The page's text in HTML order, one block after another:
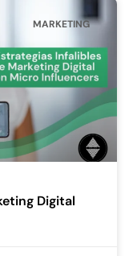
MARKETING
Digital